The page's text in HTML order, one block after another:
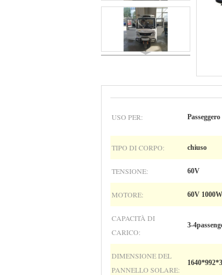
USO PER: Passeggero
TIPO DI CORPO: chiuso
TENSIONE: 60V
MOTORE: 60V 1000W
CAPACITÀ DI
CARICO:
3-
DIMENSIONE DEL
PANNELLO SOLARE: